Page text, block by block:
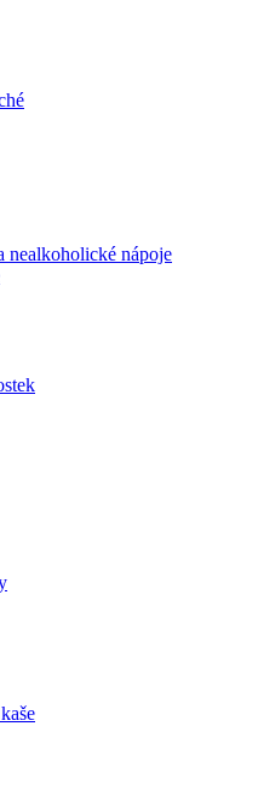
nealkoholické nápoje